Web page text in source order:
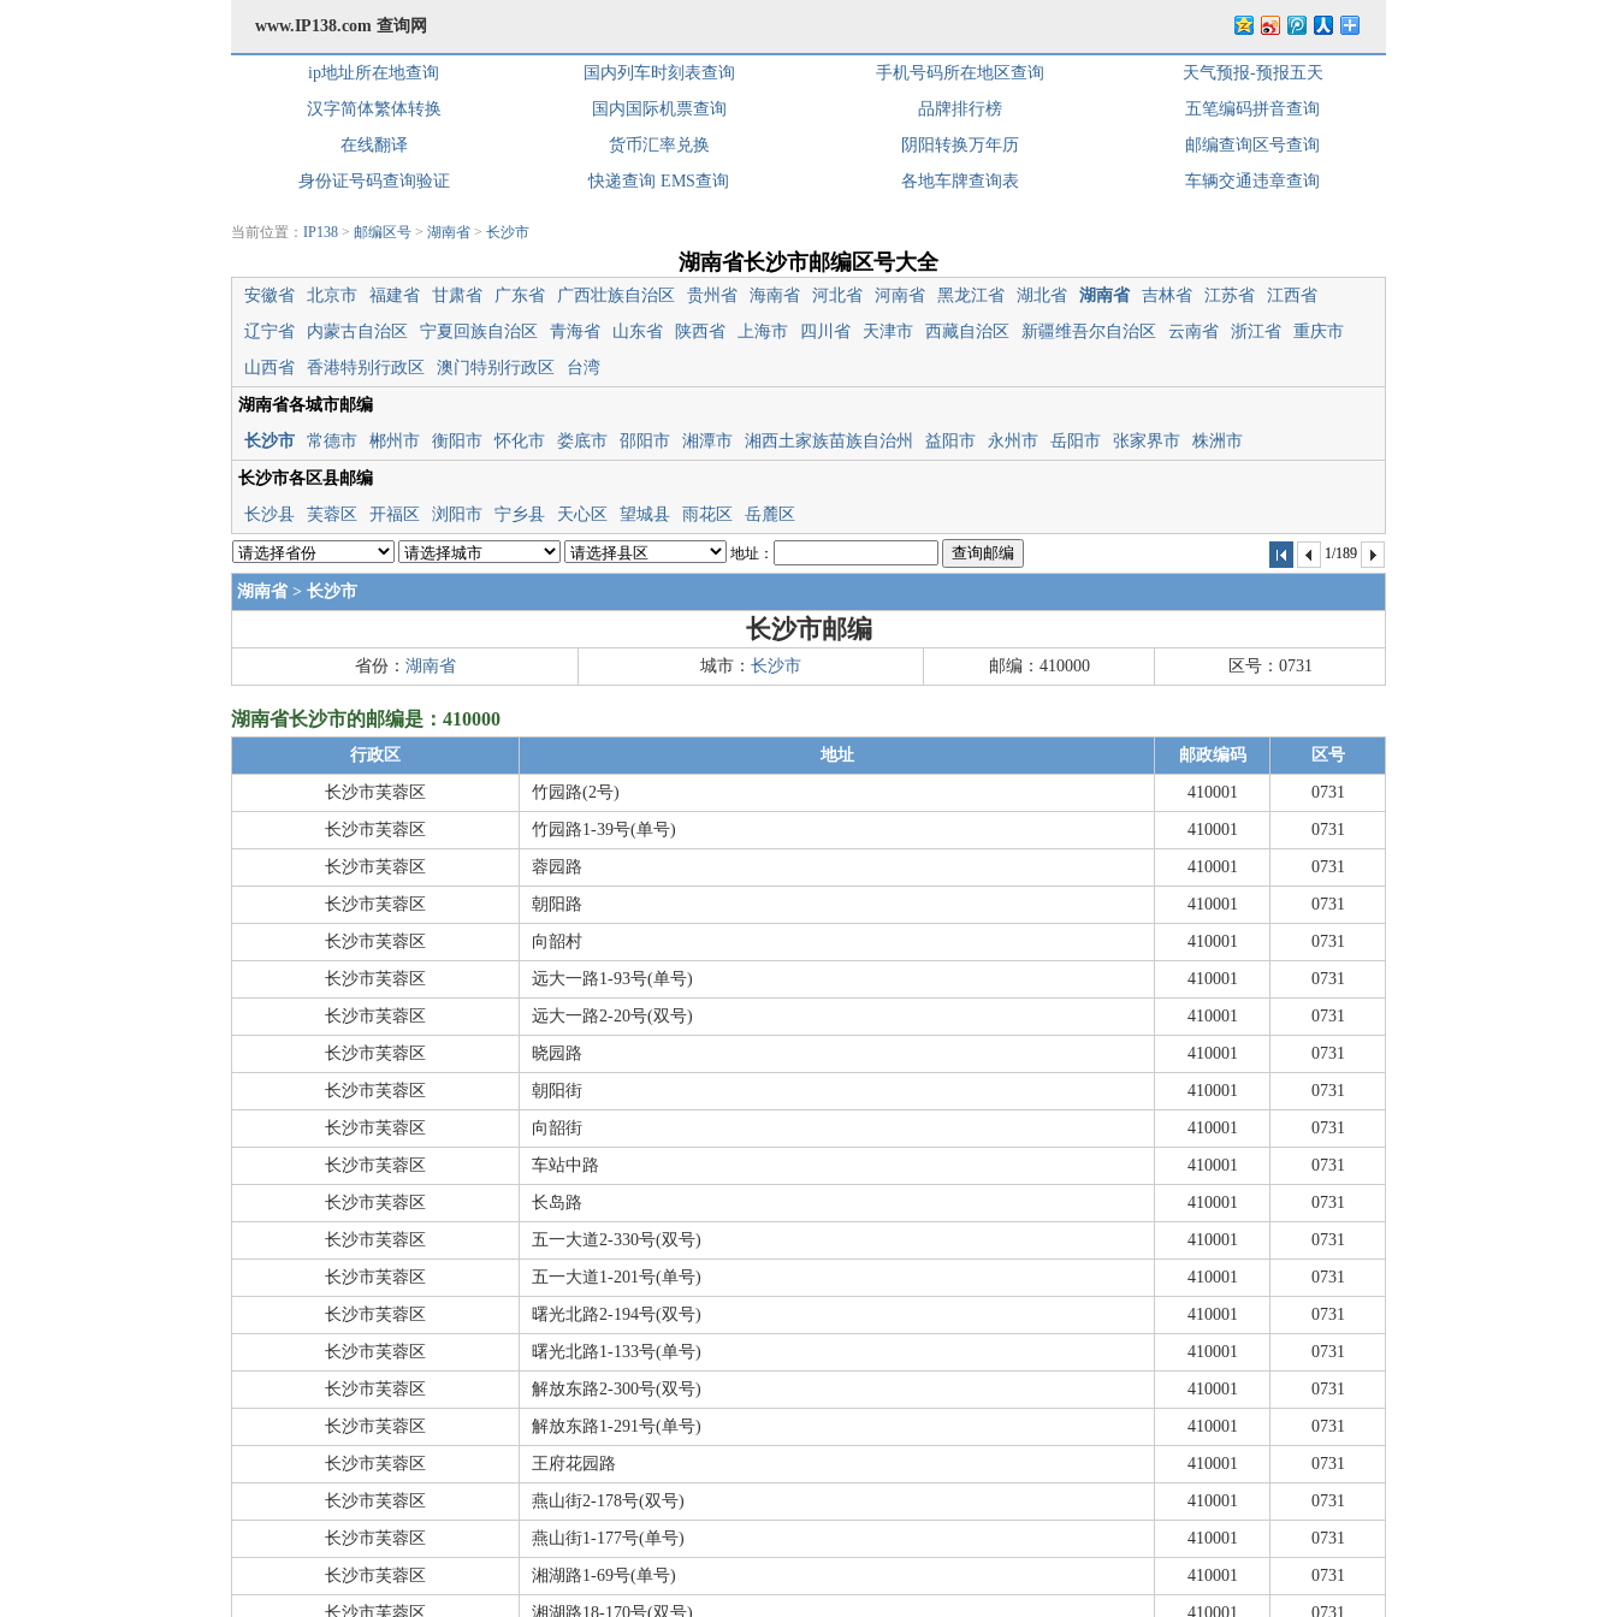
www.IP138.com 查询网
ip地址所在地查询 国内列车时刻表查询 手机号码所在地区查询
天气预报-预报五天
汉字简体繁体转换
国内国际机票查询 品牌排行榜
五笔编码拼音查询
在线翻译
货币汇率兑换 阴阳转换万年历
邮编查询区号查询
身份证号码查询验证
快递查询 EMS查询 各地车牌查询表 车辆交通违章查询
当前位置： IP138 > 邮编区号 > 湖南省 > 长沙市
湖南省长沙市邮编区号大全
安徽省 北京市 福建省 甘肃省 广东省 广西壮族自治区 贵州省 海南省 河北省 河南省 黑龙江省 湖北省 湖南省 吉林省 江苏省
江西省
辽宁省
内蒙古自治区 宁夏回族自治区 青海省 山东省 陕西省 上海市 四川省 天津市 西藏自治区 新疆维吾尔自治区 云南省 浙江省
重庆市
山西省
香港特别行政区 澳门特别行政区 台湾
湖南省各城市邮编
长沙市
常德市 郴州市 衡阳市 怀化市 娄底市 邵阳市 湘潭市 湘西土家族苗族自治州 益阳市 永州市 岳阳市 张家界市 株洲市
长沙市各区县邮编
长沙县
芙蓉区 开福区 浏阳市 宁乡县 天心区 望城县 雨花区 岳麓区
地址： 1/189
湖南省> 长沙市
长沙市邮编
省份： 湖南省 城市： 长沙市 邮编：410000 区号：0731
湖南省长沙市的邮编是：410000
行政区 地址 邮政编码 区号
长沙市芙蓉区 竹园路(2号) 410001 0731
长沙市芙蓉区 竹园路1-39号(单号) 410001 0731
长沙市芙蓉区 蓉园路 410001 0731
长沙市芙蓉区 朝阳路 410001 0731
长沙市芙蓉区 向韶村 410001 0731
长沙市芙蓉区 远大一路1-93号(单号) 410001 0731
长沙市芙蓉区 远大一路2-20号(双号) 410001 0731
长沙市芙蓉区 晓园路 410001 0731
长沙市芙蓉区 朝阳街 410001 0731
长沙市芙蓉区 向韶街 410001 0731
长沙市芙蓉区 车站中路 410001 0731
长沙市芙蓉区 长岛路 410001 0731
长沙市芙蓉区 五一大道2-330号(双号) 410001 0731
长沙市芙蓉区 五一大道1-201号(单号) 410001 0731
长沙市芙蓉区 曙光北路2-194号(双号) 410001 0731
长沙市芙蓉区 曙光北路1-133号(单号) 410001 0731
长沙市芙蓉区 解放东路2-300号(双号) 410001 0731
长沙市芙蓉区 解放东路1-291号(单号) 410001 0731
长沙市芙蓉区 王府花园路 410001 0731
长沙市芙蓉区 燕山街2-178号(双号) 410001 0731
长沙市芙蓉区 燕山街1-177号(单号) 410001 0731
长沙市芙蓉区 湘湖路1-69号(单号) 410001 0731
长沙市芙蓉区 湘湖路18-170号(双号) 410001 0731